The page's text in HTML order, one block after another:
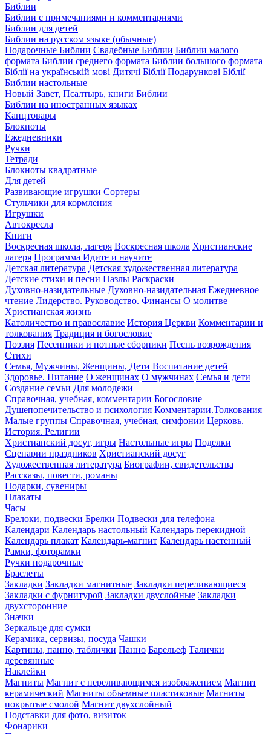
Библии
Библии с примечаниями и комментариями
Библии для детей
Библии на русском языке (обычные)
Подарочные Библии Свадебные Библии Библии малого
формата Библии среднего формата Библии большого формата
Біблії на українській мові Дитячі Біблії Подарункові Біблії
Библии настольные
Новый Завет, Псалтырь, книги Библии
Библии на иностранных языках
Канцтовары
Блокноты
Ежедневники
Ручки
Тетради
Блокноты квадратные
Для детей
Развивающие игрушки Сортеры
Стульчики для кормления
Игрушки
Автокресла
Книги
Воскресная школа, лагеря Воскресная школа Христианские
лагеря Программа Идите и научите
Детская литература Детская художественная литература
Детские стихи и песни Пазлы Раскраски
Духовно-назидательные Духовно-назидательная Ежедневное
чтение Лидерство. Руководство. Финансы О молитве
Христианская жизнь
Католичество и православие История Церкви Комментарии и
толкования Традиция и богословие
Поэзия Песенники и нотные сборники Песнь возрождения
Стихи
Семья, Мужчины, Женщины, Дети Воспитание детей
Здоровье. Питание О женщинах О мужчинах Семья и дети
Создание семьи Для молодежи
Справочная, учебная, комментарии Богословие
Душепопечительство и психология Комментарии.Толкования
Малые группы Справочная, учебная, симфонии Церковь.
История. Религии
Христианский досуг, игры Настольные игры Поделки
Сценарии праздников Христианский досуг
Художественная литература Биографии, свидетельства
Рассказы, повести, романы
Подарки, сувениры
Плакаты
Часы
Брелоки, подвески Брелки Подвески для телефона
Календари Календарь настольный Календарь перекидной
Календарь плакат Календарь-магнит Календарь настенный
Рамки, фоторамки
Ручки подарочные
Браслеты
Закладки Закладки магнитные Закладки переливающиеся
Закладки с фурнитурой Закладки двуслойные Закладки
двухсторонние
Значки
Зеркальце для сумки
Керамика, сервизы, посуда Чашки
Картины, панно, таблички Панно Барельеф Талички
деревянные
Наклейки
Магниты Магнит с переливающимся изображением Магнит
керамический Магниты объемные пластиковые Магниты
покрытые смолой Магнит двухслойный
Подставки для фото, визиток
Фонарики